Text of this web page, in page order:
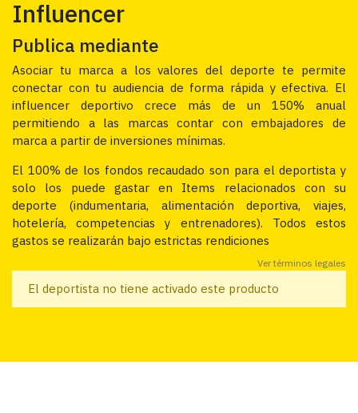
Influencer
Publica mediante
Asociar tu marca a los valores del deporte te permite
conectar con tu audiencia de forma rápida y efectiva. El
influencer deportivo crece más de un 150% anual
permitiendo a las marcas contar con embajadores de
marca a partir de inversiones mínimas.
El 100% de los fondos recaudado son para el deportista y
solo los puede gastar en Items relacionados con su
deporte (indumentaria, alimentación deportiva, viajes,
hotelería, competencias y entrenadores). Todos estos
gastos se realizarán bajo estrictas rendiciones
Ver términos legales
El deportista no tiene activado este producto